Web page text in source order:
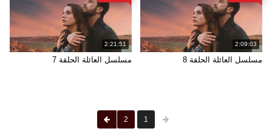
2:09:03
مسلسل العائلة الحلقة 8
2:21:51
مسلسل العائلة الحلقة 7
1
2